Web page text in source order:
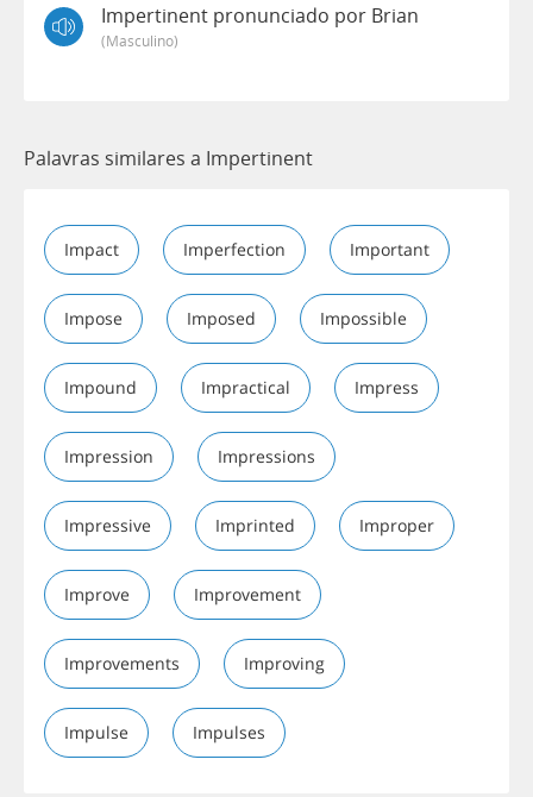
Impertinent pronunciado por Brian
(masculino)
Palavras similares a Impertinent
Impact Imperfection Important
Impose Imposed Impossible
Impound Impractical Impress
Impression Impressions
Impressive Imprinted Improper
Improve Improvement
Improvements Improving
Impulse Impulses